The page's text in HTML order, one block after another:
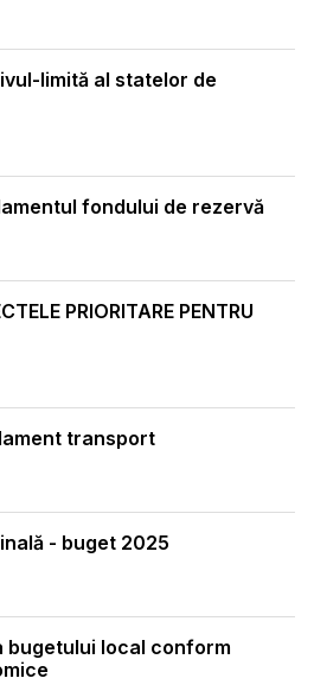
limită al statelor de
fondului de rezervă
PRIORITARE PENTRU
transport
- buget 2025
bugetului local conform